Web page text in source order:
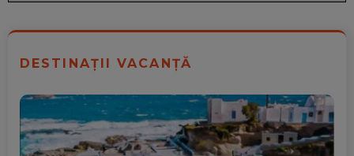
DESTINAȚII VACANȚĂ